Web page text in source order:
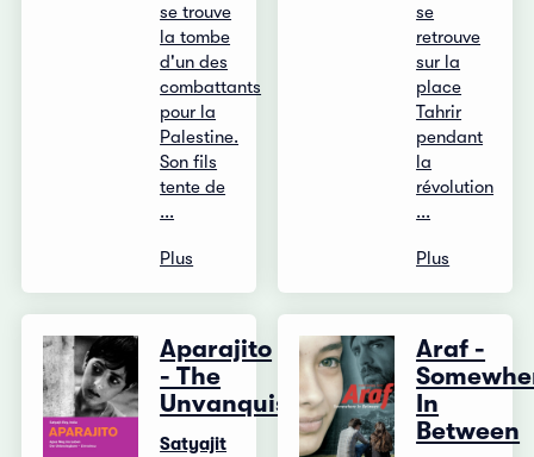
se trouve
la tombe
d'un des
combattants
pour la
Palestine.
Son fils
tente de
...
Plus
se
retrouve
sur la
place
Tahrir
pendant
la
révolution
...
Plus
Aparajito
- The
Unvanquished
Satyajit
Araf -
In
Between